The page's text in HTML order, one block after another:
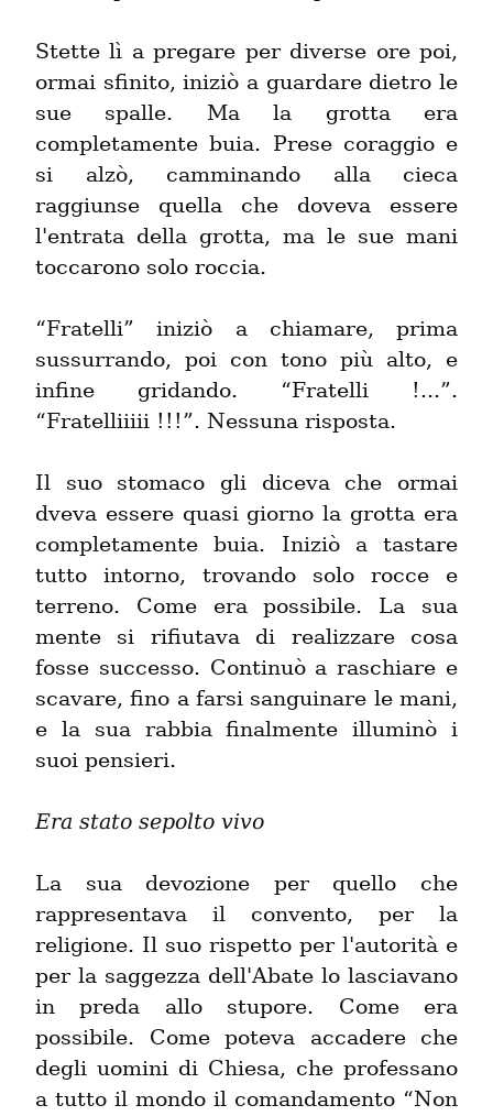
Stette lì a pregare per diverse ore poi,
ormai sfinito, iniziò a guardare dietro le
sue spalle. Ma la grotta era
completamente buia. Prese coraggio e
si alzò, camminando alla cieca
raggiunse quella che doveva essere
l'entrata della grotta, ma le sue mani
toccarono solo roccia.
“Fratelli” iniziò a chiamare, prima
sussurrando, poi con tono più alto, e
infine gridando. “Fratelli !...”.
“Fratelliiiii !!!”. Nessuna risposta.
Il suo stomaco gli diceva che ormai
dveva essere quasi giorno la grotta era
completamente buia. Iniziò a tastare
tutto intorno, trovando solo rocce e
terreno. Come era possibile. La sua
mente si rifiutava di realizzare cosa
fosse successo. Continuò a raschiare e
scavare, fino a farsi sanguinare le mani,
e la sua rabbia finalmente illuminò i
suoi pensieri.
Era stato sepolto vivo
La sua devozione per quello che
rappresentava il convento, per la
religione. Il suo rispetto per l'autorità e
per la saggezza dell'Abate lo lasciavano
in preda allo stupore. Come era
possibile. Come poteva accadere che
degli uomini di Chiesa, che professano
a tutto il mondo il comandamento “Non